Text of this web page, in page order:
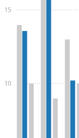
10
15